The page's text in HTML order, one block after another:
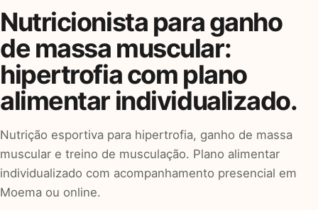
Nutricionista para ganho
de massa muscular:
hipertrofia com plano
alimentar individualizado.
Nutrição esportiva para hipertrofia, ganho de massa
muscular e treino de musculação. Plano alimentar
individualizado com acompanhamento presencial em
Moema ou online.